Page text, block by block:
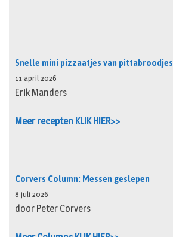
Snelle mini pizzaatjes van pittabroodjes
11 april 2026
Erik Manders
Meer recepten KLIK HIER>>
Corvers Column: Messen geslepen
8 juli 2026
door Peter Corvers